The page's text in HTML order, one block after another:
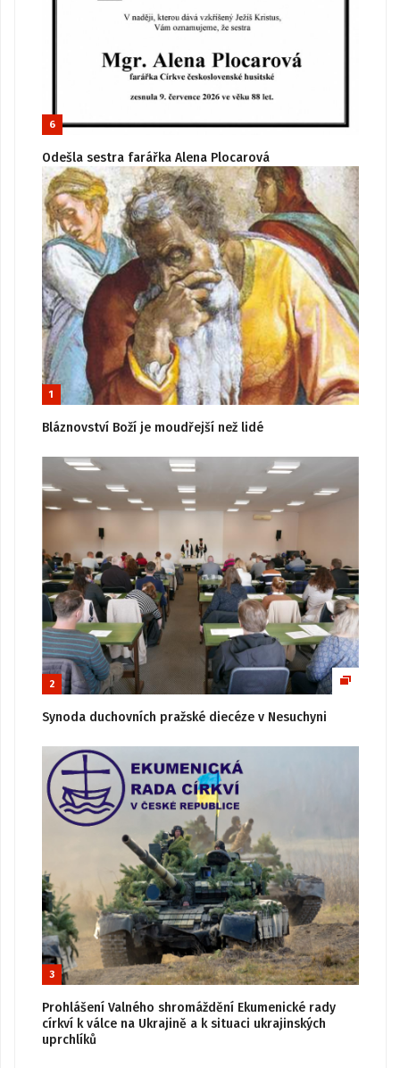
6
Odešla sestra farářka Alena Plocarová
1
Bláznovství Boží je moudřejší než lidé
2
Synoda duchovních pražské diecéze v Nesuchyni
3
Prohlášení Valného shromáždění Ekumenické rady
církví k válce na Ukrajině a k situaci ukrajinských
uprchlíků